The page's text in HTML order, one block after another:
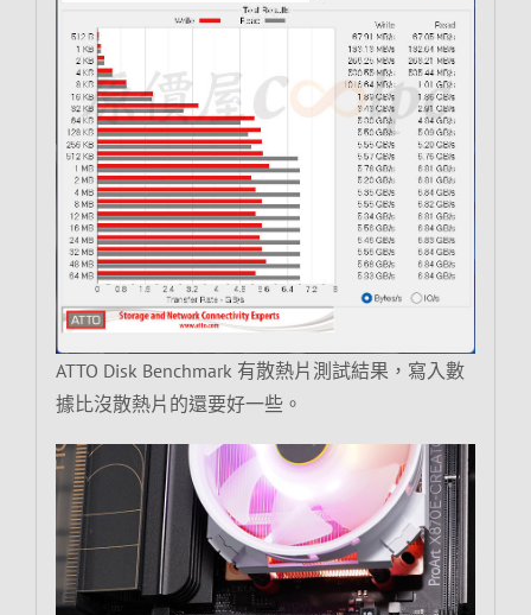
ATTO Disk Benchmark 有散熱片測試結果，寫入數
據比沒散熱片的還要好一些。